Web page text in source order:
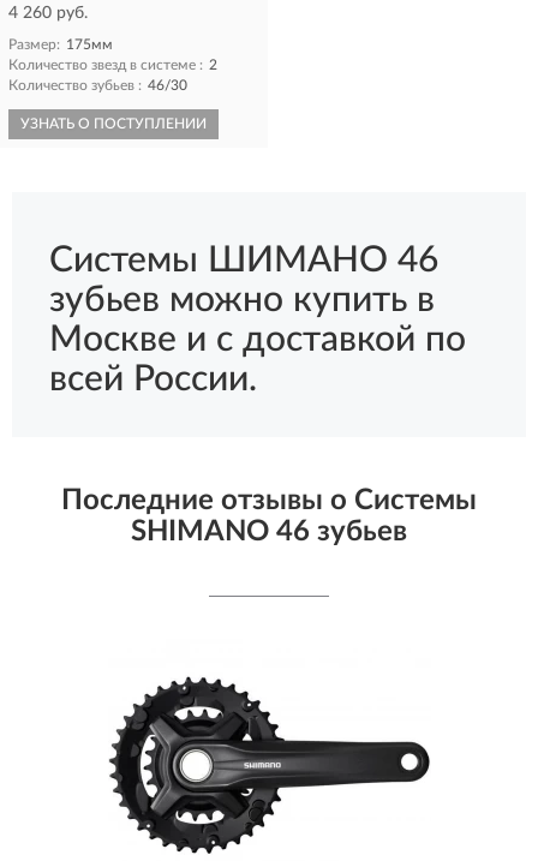
4 260 руб.
Размер: 175мм
Количество звезд в системе : 2
Количество зубьев : 46/30
УЗНАТЬ О ПОСТУПЛЕНИИ
Системы ШИМАНО 46
зубьев можно купить в
Москве и с доставкой по
всей России.
Последние отзывы о Системы
SHIMANO 46 зубьев